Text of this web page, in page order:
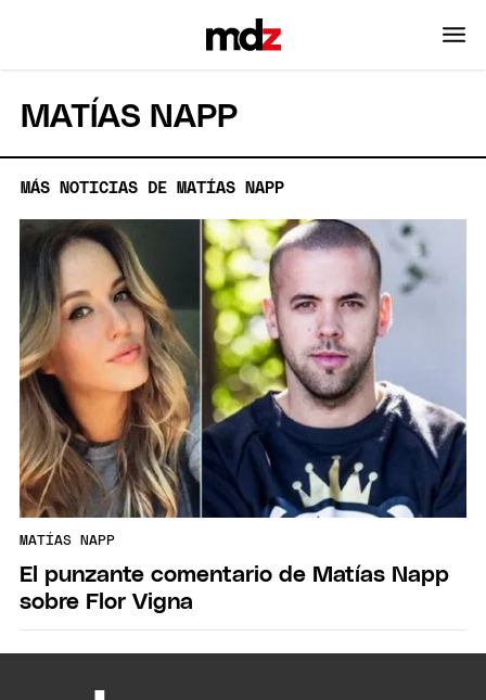
MATÍAS NAPP
MÁS NOTICIAS DE MATÍAS NAPP
MATÍAS NAPP
El punzante comentario de Matías Napp
sobre Flor Vigna